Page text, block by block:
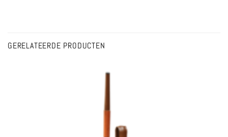
GERELATEERDE PRODUCTEN